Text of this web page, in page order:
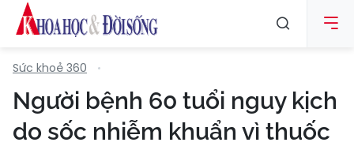
Sức khoẻ 360
Người bệnh 60 tuổi nguy kịch
do sốc nhiễm khuẩn vì thuốc